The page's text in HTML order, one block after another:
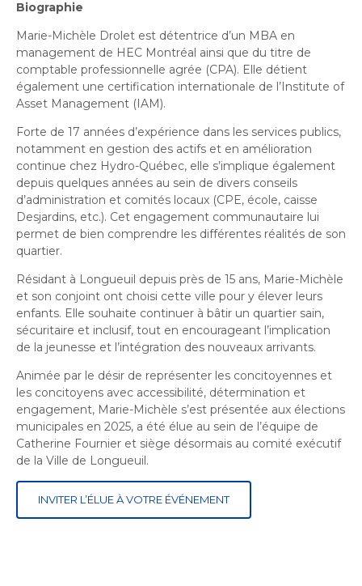
Bureau de l’éthique et de l’inspection
contractuelle
une
nouvelle
fenêtre
Bureau protecteur citoyen
Centre-ville de Longueuil
Centre-ville de Longueuil
Cour municipale et contravention
Cour municipale et contravention
Gouvernance et saine gestion
Gouvernance et saine gestion
Office de participation publique de Longueuil
Office de participation publique de Longueuil
Ouvre
dans
une
nouvelle
Politiques municipales
Politiques municipales
Réclamations
Réclamations
Vérificatrice générale
Biographie
Marie-Michèle Drolet est détentrice d’un MBA en
management de HEC Montréal ainsi que du titre de
comptable professionnelle agrée (CPA). Elle détient
également une certification internationale de l’Institute of
Asset Management (IAM).
Forte de 17 années d’expérience dans les services publics,
notamment en gestion des actifs et en amélioration
continue chez Hydro-Québec, elle s’implique également
depuis quelques années au sein de divers conseils
d’administration et comités locaux (CPE, école, caisse
Desjardins, etc.). Cet engagement communautaire lui
permet de bien comprendre les différentes réalités de son
quartier.
Résidant à Longueuil depuis près de 15 ans, Marie-Michèle
et son conjoint ont choisi cette ville pour y élever leurs
enfants. Elle souhaite continuer à bâtir un quartier sain,
sécuritaire et inclusif, tout en encourageant l’implication
de la jeunesse et l’intégration des nouveaux arrivants.
Animée par le désir de représenter les concitoyennes et
les concitoyens avec accessibilité, détermination et
engagement, Marie-Michèle s’est présentée aux élections
municipales en 2025, a été élue au sein de l’équipe de
Catherine Fournier et siège désormais au comité exécutif
de la Ville de Longueuil.
INVITER L’ÉLUE À VOTRE ÉVÉNEMENT